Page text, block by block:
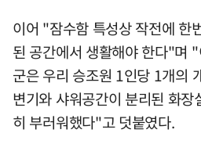
이어 "잠수함 특성상 작전에 한
된 공간에서 생활해야 한다"며
군은 우리 승조원 1인당 1개의
변기와 샤워공간이 분리된 화
히 부러워했다"고 덧붙였다.